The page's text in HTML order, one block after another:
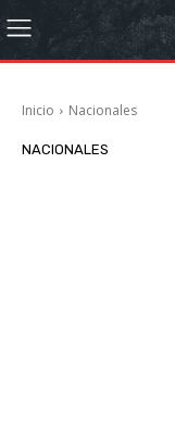
Inicio Nacionales
NACIONALES